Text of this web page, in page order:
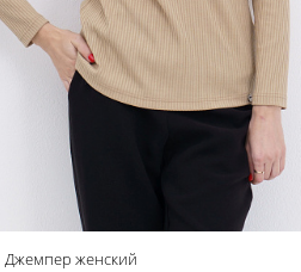
Джемпер женский